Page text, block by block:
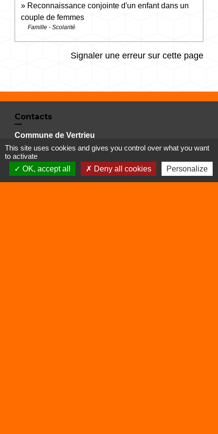
Reconnaissance conjointe d'un enfant dans un
couple de femmes
Famille - Scolarité
Signaler une erreur sur cette page
Contacts
Commune de Vertrieu
1 place de la Mairie
38390 Vertrieu - FRANCE
+33 4 74 90 61 68
This site uses cookies and gives you control over what you want
to activate
OK, accept all
Deny all cookies Personalize